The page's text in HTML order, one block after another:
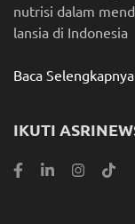
nutrisi dalam
lansia di Indonesia
Baca Selengkapnya
IKUTI